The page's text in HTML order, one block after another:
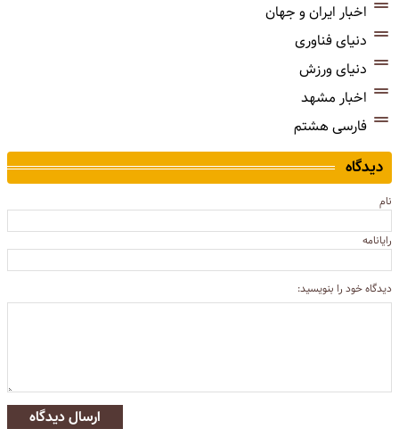
اخبار ایران و جهان
دنیای فناوری
دنیای ورزش
اخبار مشهد
فارسی هشتم
دیدگاه
نام
رایانامه
دیدگاه خود را بنویسید:
ارسال دیدگاه